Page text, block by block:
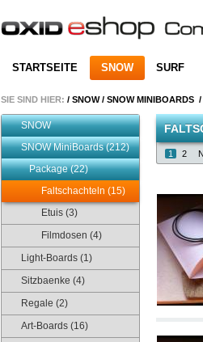
STARTSEITE SNOW SURF
SIE SIND HIER: / SNOW/ SNOW MINIBOARDS /
SNOW
SNOW MiniBoards (212)
Package (22)
Faltschachteln (15)
Etuis (3)
Filmdosen (4)
Light-Boards (1)
Sitzbaenke (4)
Regale (2)
Art-Boards (16)
1 2